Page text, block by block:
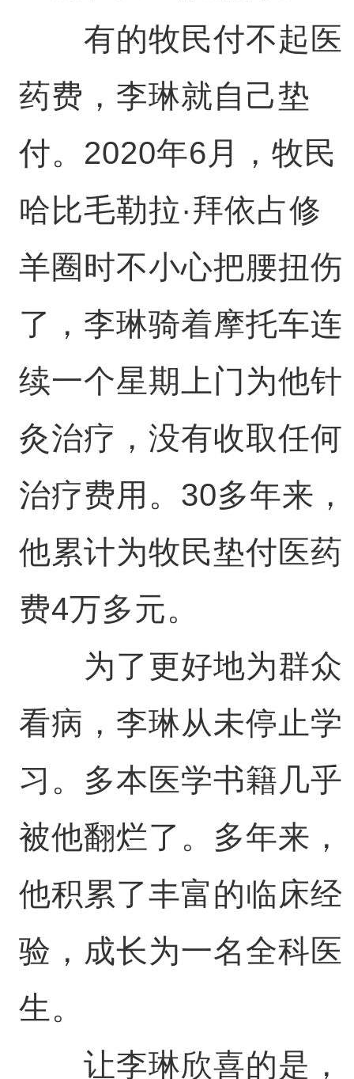
有的牧民付不起医
药费，李琳就自己垫
付。2020年6月，牧民
哈比毛勒拉·拜依占修
羊圈时不小心把腰扭伤
了，李琳骑着摩托车连
续一个星期上门为他针
灸治疗，没有收取任何
治疗费用。30多年来，
他累计为牧民垫付医药
费4万多元。
为了更好地为群众
看病，李琳从未停止学
习。多本医学书籍几乎
被他翻烂了。多年来，
他积累了丰富的临床经
验，成长为一名全科医
生。
让李琳欣喜的是，